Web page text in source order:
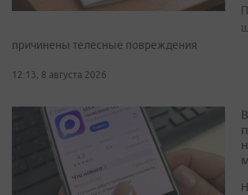
причинены телесные повреждения
12:13, 8 августа 2026